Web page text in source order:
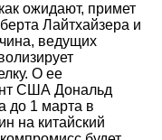
ожидают, примет
Лайтхайзера и
ведущих
О ее
США Дональд
до 1 марта в
на китайский